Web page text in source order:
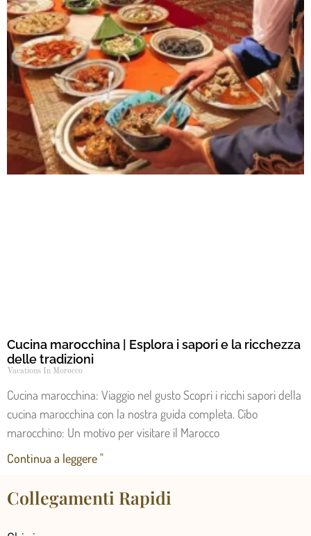
Cucina marocchina | Esplora i sapori e la ricchezza
delle tradizioni
Vacations In Morocco
Cucina marocchina: Viaggio nel gusto Scopri i ricchi sapori della
cucina marocchina con la nostra guida completa. Cibo
marocchino: Un motivo per visitare il Marocco
Continua a leggere "
Collegamenti Rapidi